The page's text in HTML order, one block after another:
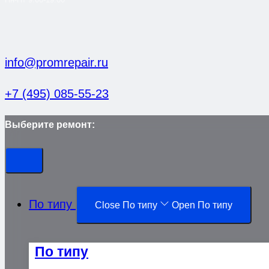
info@promrepair.ru
+7 (495) 085-55-23
Выберите ремонт:
По типу Close По типу Open По типу
По типу